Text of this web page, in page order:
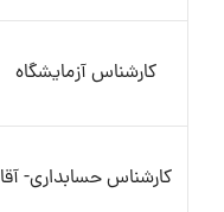
کارشناس آزمایشگاه
کارشناس حسابداری- آقا